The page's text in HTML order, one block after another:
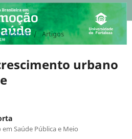
4 (2013) / Artigos
urbano
Saúde Pública e Meio